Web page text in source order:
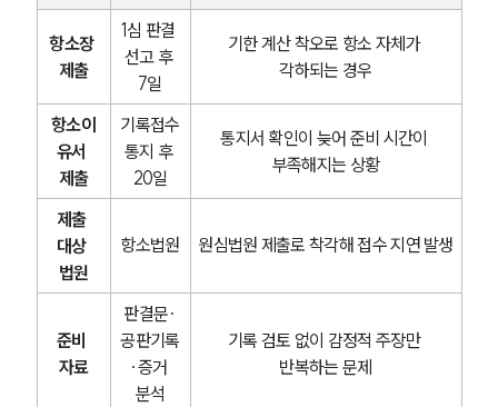
형사전문변호사
언론보도
법률서식
뉴스레터/브로슈어
대륜법률상담예약
항소장
제출
1심 판결
선고 후
7일
기한 계산 착오로 항소 자체가
각하되는 경우
항소이
유서
제출
기록접수
통지 후
20일
통지서 확인이 늦어 준비 시간이
부족해지는 상황
제출
대상
법원
항소법원 원심법원 제출로 착각해 접수 지연 발생
준비
자료
판결문·
공판기록
·증거
분석
기록 검토 없이 감정적 주장만
반복하는 문제